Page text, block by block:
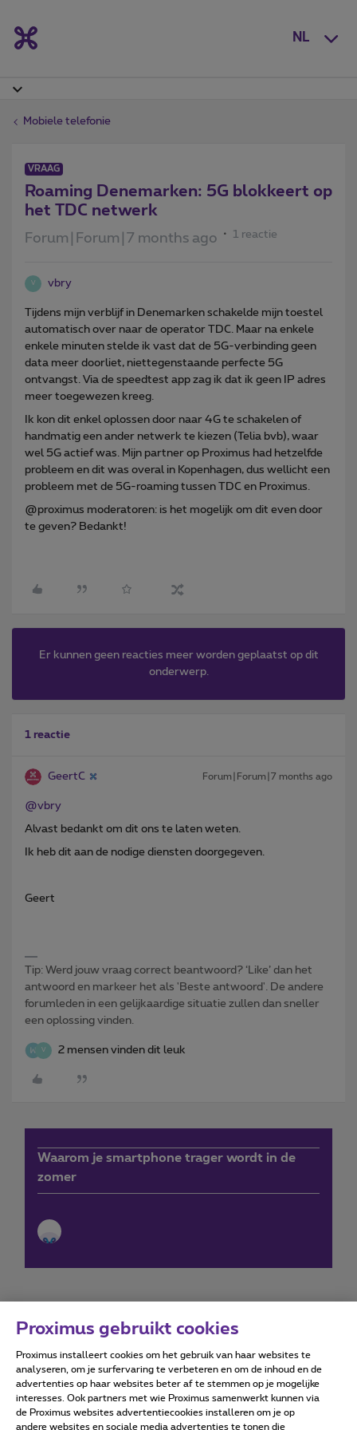
NL
Mobiele telefonie
VRAAG
Roaming Denemarken: 5G blokkeert op
het TDC netwerk
Forum|Forum|7 months ago 1 reactie
V vbry
Tijdens mijn verblijf in Denemarken schakelde mijn toestel
automatisch over naar de operator TDC. Maar na enkele
enkele minuten stelde ik vast dat de 5G-verbinding geen
data meer doorliet, niettegenstaande perfecte 5G
ontvangst. Via de speedtest app zag ik dat ik geen IP adres
meer toegewezen kreeg.
Ik kon dit enkel oplossen door naar 4G te schakelen of
handmatig een ander netwerk te kiezen (Telia bvb), waar
wel 5G actief was. Mijn partner op Proximus had hetzelfde
probleem en dit was overal in Kopenhagen, dus wellicht een
probleem met de 5G-roaming tussen TDC en Proximus.
@proximus moderatoren: is het mogelijk om dit even door
te geven? Bedankt!
Er kunnen geen reacties meer worden geplaatst op dit
onderwerp.
1 reactie
GeertC Forum|Forum|7 months ago
@vbry
Alvast bedankt om dit ons te laten weten.
Ik heb dit aan de nodige diensten doorgegeven.
Geert
Tip: Werd jouw vraag correct beantwoord? ‘Like’ dan het
antwoord en markeer het als 'Beste antwoord'. De andere
forumleden in een gelijkaardige situatie zullen dan sneller
een oplossing vinden.
V 2 mensen vinden dit leuk
Waarom je smartphone trager wordt in de
zomer
Forumvoorwaarden Accessibility statement
Proximus gebruikt cookies
Proximus installeert cookies om het gebruik van haar websites te
analyseren, om je surfervaring te verbeteren en om de inhoud en de
advertenties op haar websites beter af te stemmen op je mogelijke
interesses. Ook partners met wie Proximus samenwerkt kunnen via
de Proximus websites advertentiecookies installeren om je op
andere websites en sociale media advertenties te tonen die